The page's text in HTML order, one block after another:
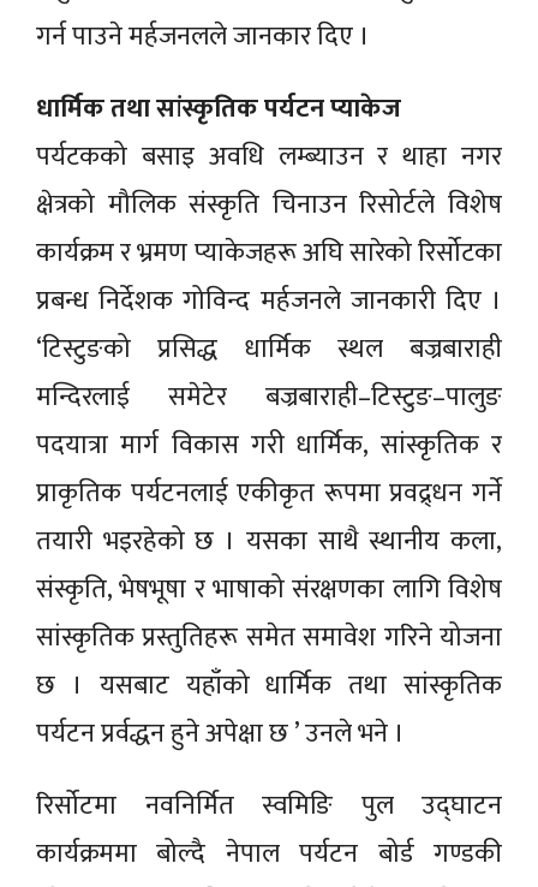
गर्न पाउने मर्हजनलले जानकार दिए ।
धार्मिक तथा सांस्कृतिक पर्यटन प्याकेज
पर्यटकको बसाइ अवधि लम्ब्याउन र थाहा नगर
क्षेत्रको मौलिक संस्कृति चिनाउन रिसोर्टले विशेष
कार्यक्रम र भ्रमण प्याकेजहरू अघि सारेको रिर्सोटका
प्रबन्ध निर्देशक गोविन्द मर्हजनले जानकारी दिए ।
‘टिस्टुङको प्रसिद्ध धार्मिक स्थल बज्रबाराही
मन्दिरलाई समेटेर बज्रबाराही–टिस्टुङ–पालुङ
पदयात्रा मार्ग विकास गरी धार्मिक, सांस्कृतिक र
प्राकृतिक पर्यटनलाई एकीकृत रूपमा प्रवद्र्धन गर्ने
तयारी भइरहेको छ । यसका साथै स्थानीय कला,
संस्कृति, भेषभूषा र भाषाको संरक्षणका लागि विशेष
सांस्कृतिक प्रस्तुतिहरू समेत समावेश गरिने योजना
छ । यसबाट यहाँको धार्मिक तथा सांस्कृतिक
पर्यटन प्रर्वद्धन हुने अपेक्षा छ ’ उनले भने ।
रिर्सोटमा नवनिर्मित स्वमिङि पुल उद्घाटन
कार्यक्रममा बोल्दै नेपाल पर्यटन बोर्ड गण्डकी